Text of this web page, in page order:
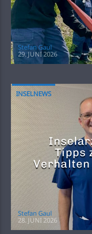
Stefan Gaul
29. JUNI 2026
INSELNEWS
Tipps
Stefan Gaul
28. JUNI 2026